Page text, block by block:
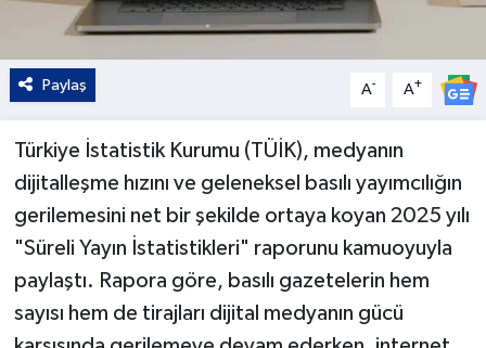
Paylaş A- A+
Türkiye İstatistik Kurumu (TÜİK), medyanın
dijitalleşme hızını ve geleneksel basılı yayımcılığın
gerilemesini net bir şekilde ortaya koyan 2025 yılı
"Süreli Yayın İstatistikleri" raporunu kamuoyuyla
paylaştı. Rapora göre, basılı gazetelerin hem
sayısı hem de tirajları dijital medyanın gücü